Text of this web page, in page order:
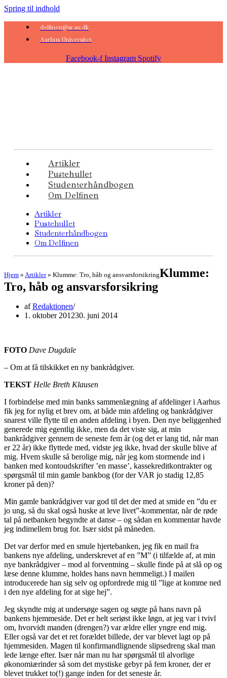
Spring til indhold
delfinen@sr.au.dk
Aarhus Universitet
Facebook-f Instagram Spotify
Artikler
Pustehullet
Studenterhåndbogen
Om Delfinen
Artikler
Pustehullet
Studenterhåndbogen
Om Delfinen
Hjem » Artikler» Klumme: Tro, håb og ansvarsforsikringKlumme:
Tro, håb og ansvarsforsikring
afRedaktionen
1. oktober 201230. juni 2014
FOTO Dave Dugdale
– Om at få tilskikket en ny bankrådgiver.
TEKST Helle Breth Klausen
I forbindelse med min banks sammenlægning af afdelinger i Aarhus
fik jeg for nylig et brev om, at både min afdeling og bankrådgiver
snarest ville flytte til en anden afdeling i byen. Den nye beliggenhed
generede mig egentlig ikke, men da det viste sig, at min
bankrådgiver gennem de seneste fem år (og det er lang tid, når man
er 22 år) ikke flyttede med, vidste jeg ikke, hvad der skulle blive af
mig. Hvem skulle så berolige mig, når jeg kom stormende ind i
banken med kontoudskrifter ’en masse’, kassekreditkontrakter og
spørgsmål til min gamle bankbog (for der VAR jo stadig 12,85
kroner på den)?
Min gamle bankrådgiver var god til det der med at smide en ”du er
jo ung, så du skal også huske at leve livet”-kommentar, når de røde
tal på netbanken begyndte at danse – og sådan en kommentar havde
jeg indimellem brug for. Især sidst på måneden.
Det var derfor med en smule hjertebanken, jeg fik en mail fra
bankens nye afdeling, underskrevet af en ”M” (i tilfælde af, at min
nye bankrådgiver – mod al forventning – skulle finde på at slå op og
læse denne klumme, holdes hans navn hemmeligt.) I mailen
introducerede han sig selv og opfordrede mig til ”lige at komme ned
i den nye afdeling for at sige hej”.
Jeg skyndte mig at undersøge sagen og søgte på hans navn på
bankens hjemmeside. Det er helt seriøst ikke løgn, at jeg var i tvivl
om, hvorvidt manden (drengen?) var ældre eller yngre end mig.
Eller også var det et ret forældet billede, der var blevet lagt op på
hjemmesiden. Magen til konfirmandlignende slipsedreng skal man
lede længe efter. Især når man nu har spørgsmål til alvorlige
økonomiærinder så som det mystiske gebyr på fem kroner, der er
blevet trukket to(!) gange inden for det seneste år.